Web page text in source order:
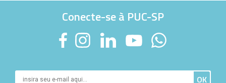
Conecte-se à PUC-SP